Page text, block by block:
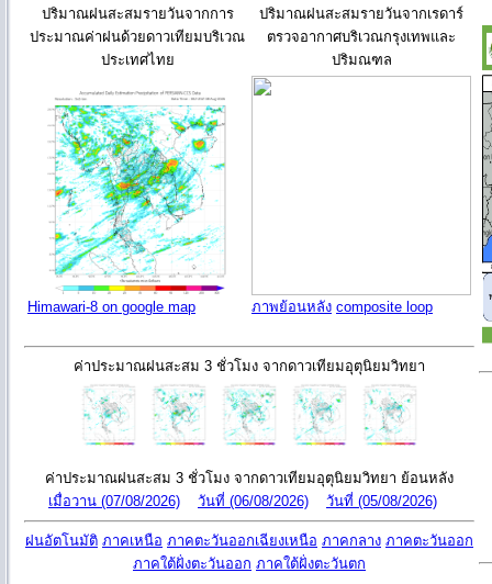
ปริมาณฝนสะสมรายวันจากการ
ประมาณค่าฝนด้วยดาวเทียมบริเวณ
ประเทศไทย
ปริมาณฝนสะสมรายวันจากเรดาร์
ตรวจอากาศบริเวณกรุงเทพและ
ปริมณฑล
Himawari-8 on google map ภาพย้อนหลัง composite loop
ค่าประมาณฝนสะสม 3 ชั่วโมง จากดาวเทียมอุตุนิยมวิทยา
ค่าประมาณฝนสะสม 3 ชั่วโมง จากดาวเทียมอุตุนิยมวิทยา ย้อนหลัง
เมื่อวาน (07/08/2026)
วันที่ (06/08/2026) วันที่ (05/08/2026)
ฝนอัตโนมัติ ภาคเหนือ ภาคตะวันออกเฉียงเหนือ ภาคกลาง ภาคตะวันออก
ภาคใต้ฝั่งตะวันออก ภาคใต้ฝั่งตะวันตก